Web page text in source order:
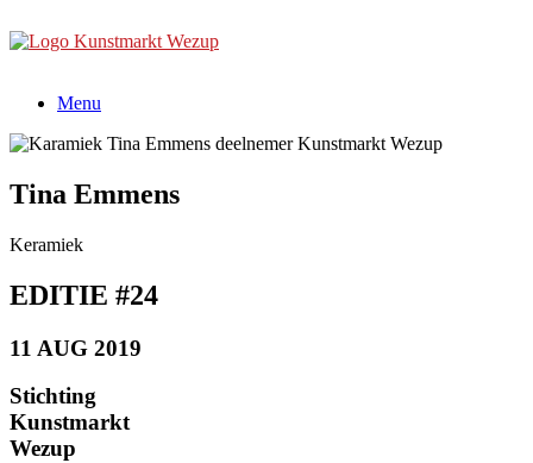
naar
Menu
Tina Emmens
Keramiek
EDITIE #24
11 AUG 2019
Stichting
Kunstmarkt
Wezup